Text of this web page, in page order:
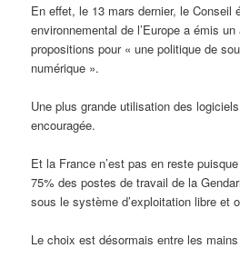
En effet, le 13 mars dernier, le Conseil
environnemental de l’Europe a émis
propositions pour « une politique de
numérique ».
Une plus grande utilisation des
encouragée.
Et la France n’est pas en reste
75% des postes de travail de la
sous le système d’exploitation libre et
Le choix est désormais entre les